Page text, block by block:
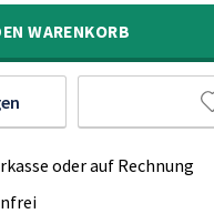
WARENKORB
oder auf Rechnung